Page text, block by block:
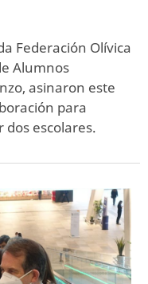
Federación Olívica
Alumnos
asinaron este
para
dos escolares.